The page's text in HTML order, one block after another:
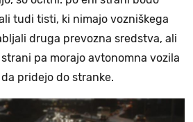
tudi tisti, ki nimajo vozniškega
druga prevozna sredstva, ali
pa morajo avtonomna vozila
pridejo do stranke.